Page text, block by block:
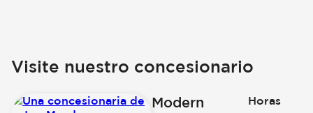
Air Conditioning - Fully Automated Climate
Engine - Remote Starter
Visite nuestro concesionario
Modern
Horas